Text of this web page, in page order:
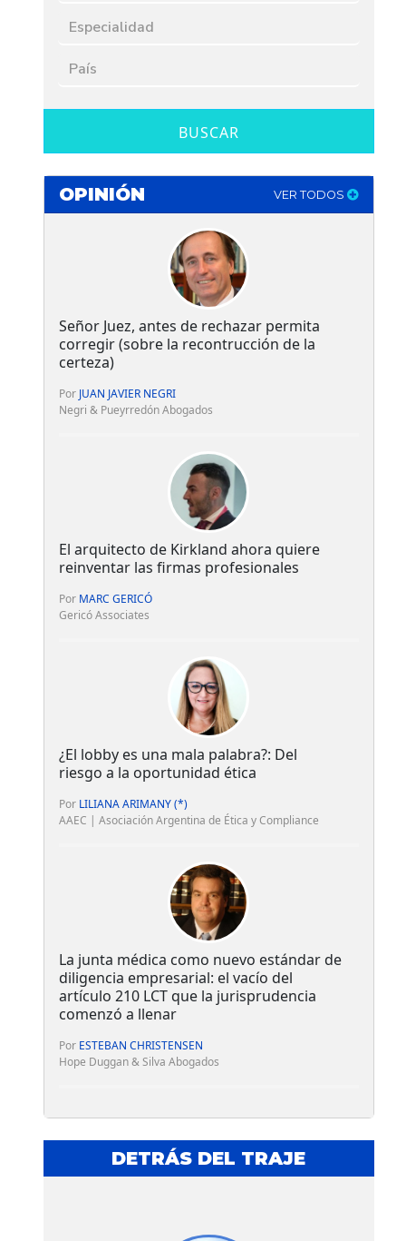
BUSCAR
OPINIÓN VER TODOS
Señor Juez, antes de rechazar permita
corregir (sobre la recontrucción de la
certeza)
Por JUAN JAVIER NEGRI
Negri & Pueyrredón Abogados
El arquitecto de Kirkland ahora quiere
reinventar las firmas profesionales
Por MARC GERICÓ
Gericó Associates
¿El lobby es una mala palabra?: Del
riesgo a la oportunidad ética
Por LILIANA ARIMANY (*)
AAEC | Asociación Argentina de Ética y Compliance
La junta médica como nuevo estándar de
diligencia empresarial: el vacío del
artículo 210 LCT que la jurisprudencia
comenzó a llenar
Por ESTEBAN CHRISTENSEN
Hope Duggan & Silva Abogados
DETRÁS DEL TRAJE